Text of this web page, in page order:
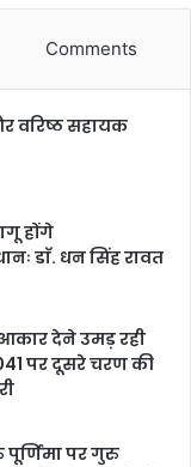
Comments
वरिष्ठ सहायक
होंगे
डाॅ. धन सिंह रावत
देने उमड़ रही
पर दूसरे चरण की
पूर्णिमा पर गुरु